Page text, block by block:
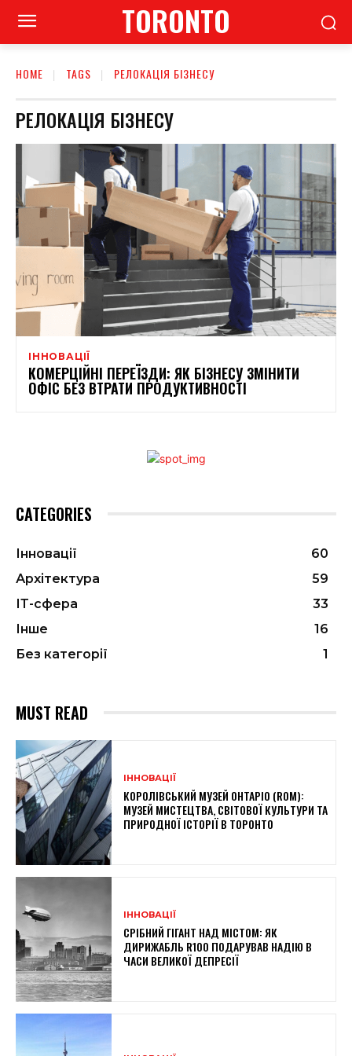
TORONTO
HOME TAGS РЕЛОКАЦІЯ БІЗНЕСУ
РЕЛОКАЦІЯ БІЗНЕСУ
ІННОВАЦІЇ
КОМЕРЦІЙНІ ПЕРЕЇЗДИ: ЯК БІЗНЕСУ ЗМІНИТИ
ОФІС БЕЗ ВТРАТИ ПРОДУКТИВНОСТІ
CATEGORIES
Інновації
60
Архітектура
59
ІТ-сфера
33
Інше
16
Без категорії
1
MUST READ
ІННОВАЦІЇ
КОРОЛІВСЬКИЙ МУЗЕЙ ОНТАРІО (ROM):
МУЗЕЙ МИСТЕЦТВА, СВІТОВОЇ КУЛЬТУРИ ТА
ПРИРОДНОЇ ІСТОРІЇ В ТОРОНТО
ІННОВАЦІЇ
СРІБНИЙ ГІГАНТ НАД МІСТОМ: ЯК
ДИРИЖАБЛЬ R100 ПОДАРУВАВ НАДІЮ В
ЧАСИ ВЕЛИКОЇ ДЕПРЕСІЇ